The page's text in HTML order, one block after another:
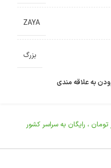
ZAYA
بزرگ
به علاقه مندی
تومان ، رایگان به سراسر کشور